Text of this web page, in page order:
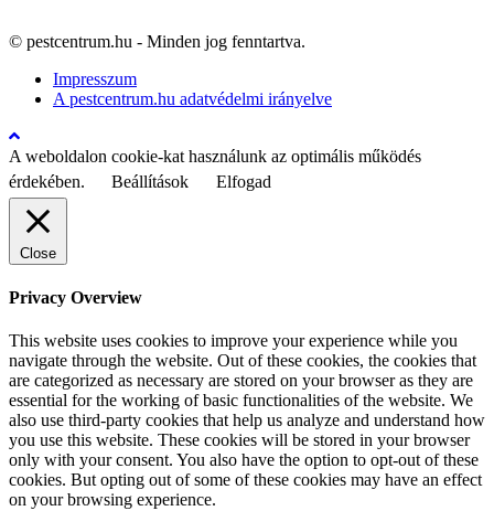
© pestcentrum.hu - Minden jog fenntartva.
Impresszum
A pestcentrum.hu adatvédelmi irányelve
A weboldalon cookie-kat használunk az optimális működés
érdekében.
Beállítások Elfogad
Close
Privacy Overview
This website uses cookies to improve your experience while you
navigate through the website. Out of these cookies, the cookies that
are categorized as necessary are stored on your browser as they are
essential for the working of basic functionalities of the website. We
also use third-party cookies that help us analyze and understand how
you use this website. These cookies will be stored in your browser
only with your consent. You also have the option to opt-out of these
cookies. But opting out of some of these cookies may have an effect
on your browsing experience.